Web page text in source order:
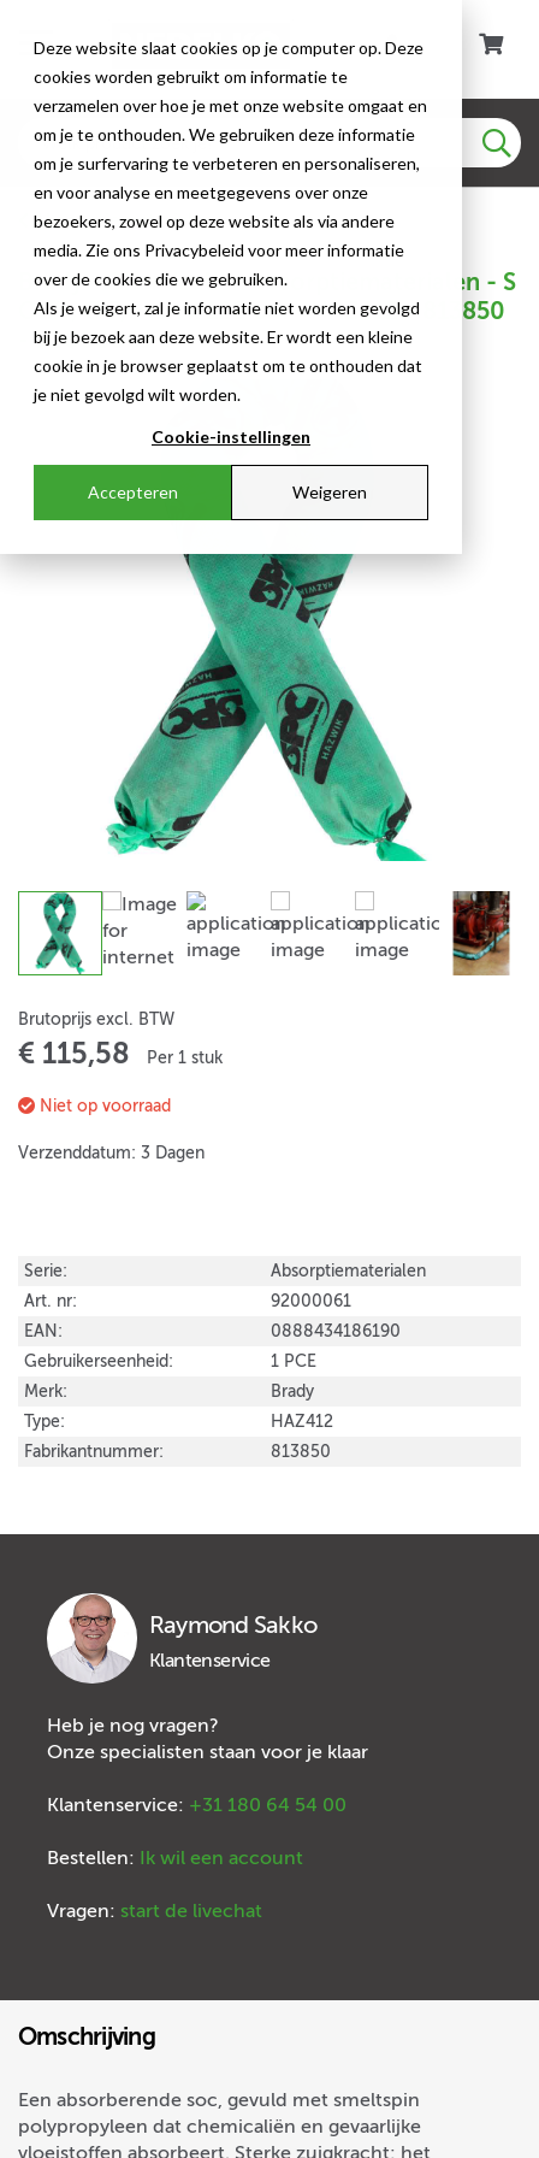
Deze website slaat cookies op je computer op. Deze
cookies worden gebruikt om informatie te
verzamelen over hoe je met onze website omgaat en
om je te onthouden. We gebruiken deze informatie
om je surfervaring te verbeteren en personaliseren,
en voor analyse en meetgegevens over onze
bezoekers, zowel op deze website als via andere
media. Zie ons Privacybeleid voor meer informatie
over de cookies die we gebruiken.
Als je weigert, zal je informatie niet worden gevolgd
bij je bezoek aan deze website. Er wordt een kleine
cookie in je browser geplaatst om te onthouden dat
je niet gevolgd wilt worden.
Cookie-instellingen
Accepteren Weigeren
Absorptiematerialen
Brady - Chemicaliën absorptiematerialen - S
OC’s, Ø 7,6 cm x 122 cm - HAZ412 - 813850
- 92000061
Serie:
Absorptiematerialen
Art. nr:
92000061
EAN:
0888434186190
Gebruikerseenheid:
1 PCE
Merk:
Brady
Type:
HAZ412
Fabrikantnummer:
813850
Brutoprijs excl. BTW
€ 115,58 Per 1 stuk
Niet op voorraad
Verzenddatum: 3 Dagen
Raymond Sakko
Klantenservice
Heb je nog vragen?
Onze specialisten staan voor je klaar
Klantenservice: +31 180 64 54 00
Bestellen: Ik wil een account
Vragen: start de livechat
Omschrijving
Een absorberende soc, gevuld met smeltspin
polypropyleen dat chemicaliën en gevaarlijke
vloeistoffen absorbeert. Sterke zuigkracht: het